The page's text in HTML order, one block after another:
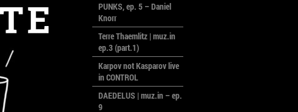
PUNKS, ep. 5 – Daniel
Knorr
Terre Thaemlitz | muz.in
ep.3 (part.1)
Karpov not Kasparov live
in CONTROL
DAEDELUS | muz.in – ep.
9